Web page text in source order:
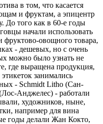
в том, что касается
и фруктам, а эпицентр
До того как в 60-е годы
начали использовать
фруктово-овощного товара,
- дешевых, но с очень
можно было узнать не
где выращена продукция,
занимались
- Schmidt Litho (Сан-
Анджелес) - работали
художников, ныне,
например для вина
годы делали Жан Кокто,